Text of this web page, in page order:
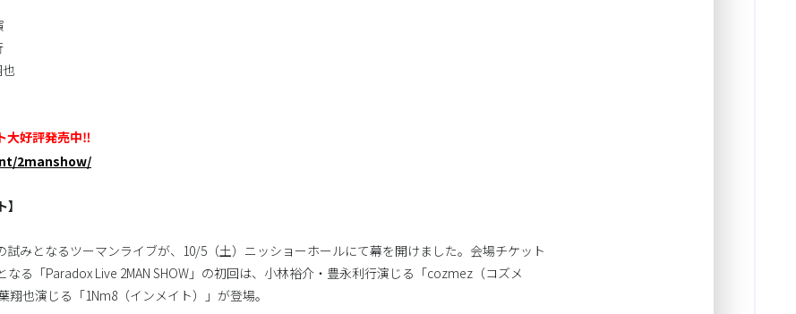
大好評発売中‼
2manshow/
試みとなるツーマンライブが、10/5（土）ニッショーホールにて幕を開けました。会場チケット
る「Paradox Live 2MAN SHOW」の初回は、小林裕介・豊永利行演じる「cozmez（コズメ
翔也演じる「1Nm8（インメイト）」が登場。